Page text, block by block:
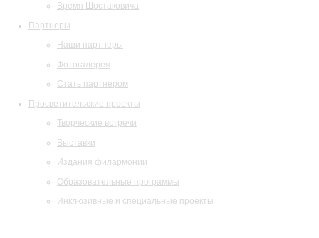
Время Шостаковича
Партнеры
Наши партнеры
Фотогалерея
Стать партнером
Просветительские проекты
Творческие встречи
Выставки
Издания филармонии
Образовательные программы
Инклюзивные и специальные проекты